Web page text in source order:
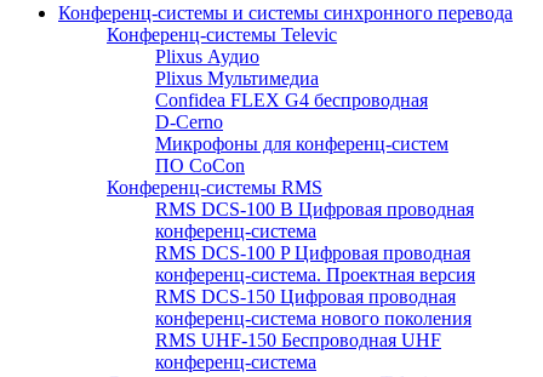
Конференц-системы и системы синхронного перевода
Конференц-системы Televic
Plixus Аудио
Plixus Мультимедиа
Confidea FLEX G4 беспроводная
D-Cerno
Микрофоны для конференц-систем
ПО CoCon
Конференц-системы RMS
RMS DCS-100 B Цифровая проводная
конференц-система
RMS DCS-100 P Цифровая проводная
конференц-система. Проектная версия
RMS DCS-150 Цифровая проводная
конференц-система нового поколения
RMS UHF-150 Беспроводная UHF
конференц-система